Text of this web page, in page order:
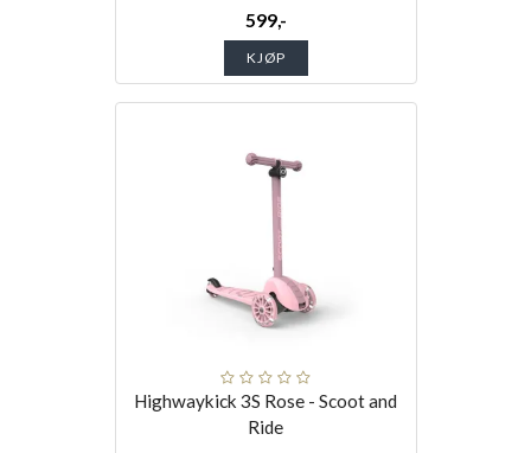
599,-
KJØP
Highwaykick 3S Rose - Scoot and
Ride